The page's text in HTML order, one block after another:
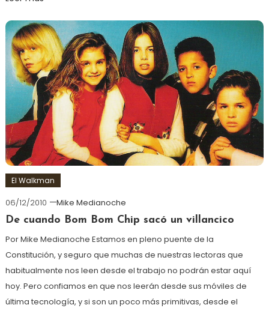
El Walkman
06/12/2010
Mike Medianoche
De cuando Bom Bom Chip sacó un villancico
Por Mike Medianoche Estamos en pleno puente de la
Constitución, y seguro que muchas de nuestras lectoras que
habitualmente nos leen desde el trabajo no podrán estar aquí
hoy. Pero confiamos en que nos leerán desde sus móviles de
última tecnología, y si son un poco más primitivas, desde el